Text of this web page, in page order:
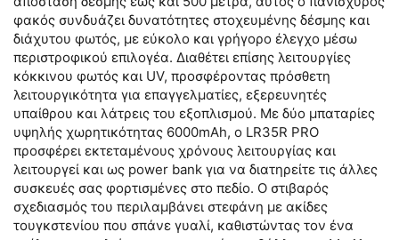
φακός συνδυάζει δυνατότητες στοχευμένης δέσμης και
διάχυτου φωτός, με εύκολο και γρήγορο έλεγχο μέσω
περιστροφικού επιλογέα. Διαθέτει επίσης λειτουργίες
κόκκινου φωτός και UV, προσφέροντας πρόσθετη
λειτουργικότητα για επαγγελματίες, εξερευνητές
υπαίθρου και λάτρεις του εξοπλισμού. Με δύο μπαταρίες
υψηλής χωρητικότητας 6000mAh, ο LR35R PRO
προσφέρει εκτεταμένους χρόνους λειτουργίας και
λειτουργεί και ως power bank για να διατηρείτε τις άλλες
συσκευές σας φορτισμένες στο πεδίο. Ο στιβαρός
σχεδιασμός του περιλαμβάνει στεφάνη με ακίδες
τουγκστενίου που σπάνε γυαλί, καθιστώντας τον ένα